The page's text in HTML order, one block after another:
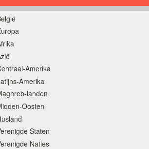
Amerika
Amerika
landen
Oosten
Staten
Naties